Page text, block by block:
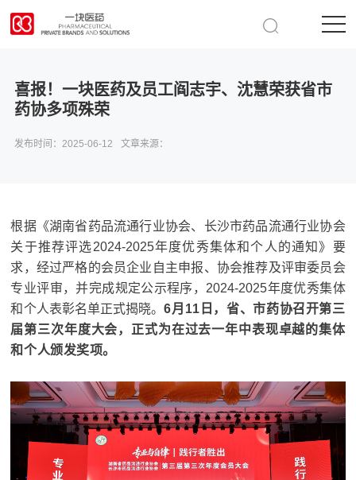
喜报！一块医药及员工阎志宇、沈慧荣获省市
药协多项殊荣
发布时间： 2025-06-12 文章来源：
根据《湖南省药品流通行业协会、长沙市药品流通行业协会
关于推荐评选2024-2025年度优秀集体和个人的通知》要
求，经过严格的会员企业自主申报、协会推荐及评审委员会
专业评审，并完成规定公示程序，2024-2025年度优秀集体
和个人表彰名单正式揭晓。6月11日，省、市药协召开第三
届第三次年度大会，正式为在过去一年中表现卓越的集体
和个人颁发奖项。